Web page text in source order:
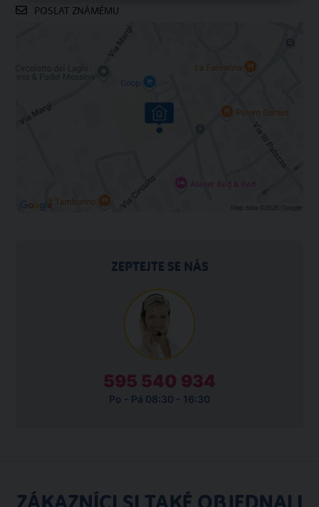
POSLAT ZNÁMÉMU
ZEPTEJTE SE NÁS
595 540 934
Po - Pá 08:30 - 16:30